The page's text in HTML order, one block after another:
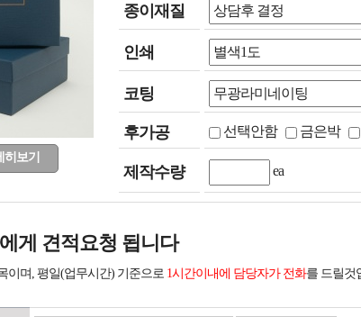
보기
종이재질
인쇄
코팅
후가공 선택안함 금은박
제작수량 ea
게 견적요청 됩니다
이며, 평일(업무시간) 기준으로 1시간이내에 담당자가 전화를 드릴것